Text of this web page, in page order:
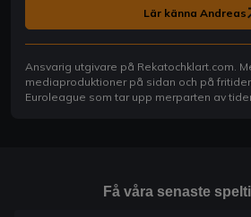
Lär känna Andreas
Ansvarig utgivare på Rekatochklart.com.
mediaproduktioner på sidan och på
Euroleague som tar upp merparten av
Få våra senaste